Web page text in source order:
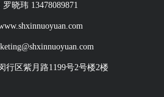
罗晓玮 13478089871
行区紫月路1199号2号楼2楼